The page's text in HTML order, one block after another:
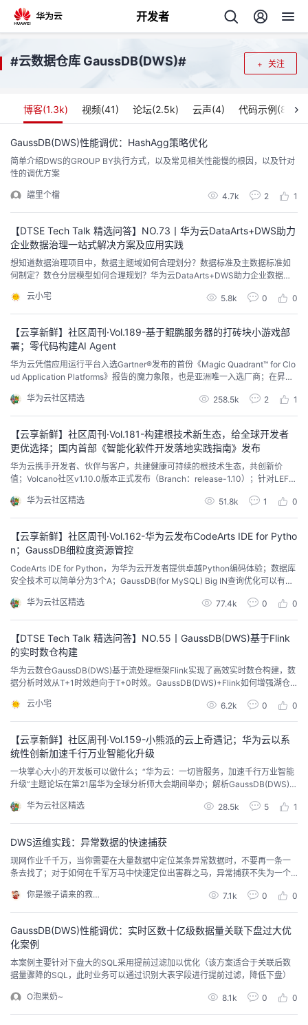
开发者
返
回
个
人
主
页
我
的
开
发
者
我
的
博
客
我
的
论
坛
我
的
圈
子
我
的
直
播
我
的
活
动
我
的
关
我
的
开
发
者
学
堂
我
课
程
的
认
证
我
的
实
验
我
的
收
藏
我
的
Programs
我
的
支
持
我
的
术
支
持
我
云
声
建
议
关注
#云数据仓库 GaussDB(DWS)#
博客(1.3k) 视频(41) 论坛(2.5k) 云声(4) 代码示例(8
GaussDB(DWS)性能调优：HashAgg策略优化
简单介绍DWS的GROUP BY执行方式，以及常见相关性能慢的根因，以及针对
性的调优方案
譡里个檔 4.7k 2 1
【DTSE Tech Talk 精选问答】NO.73丨华为云DataArts+DWS助力
企业数据治理一站式解决方案及应用实践
想知道数据治理项目中，数据主题域如何合理划分？数据标准及主数据标准如
何制定？数仓分层模型如何合理规划？华为云DataArts+DWS助力企业数据治
方案、数据治理规划及落地，案例分享四个方面来助力企业数据治理项目合理
咨询规划及顺利实施。
云小宅 5.8k 0 0
【云享新鲜】社区周刊·Vol.189-基于鲲鹏服务器的打砖块小游戏部
署；零代码构建AI Agent
华为云凭借应用运行平台入选Gartner®发布的首份《Magic Quadrant™ for Clo
ud Application Platforms》报告的魔力象限，也是亚洲唯一入选厂商；在昇腾
并发布LLM-DataDist组件...
华为云社区精选 258.5k 2 1
【云享新鲜】社区周刊·Vol.181-构建根技术新生态，给全球开发者
更优选择；国内首部《智能化软件开发落地实践指南》发布
华为云携手开发者、伙伴与客户，共建健康可持续的根技术生态，共创新价
值；Volcano社区v1.10.0版本正式发布（Branch：release-1.10）；针对LEFT
华为云社区精选
51.8k 1 0
【云享新鲜】社区周刊·Vol.162-华为云发布CodeArts IDE for Pytho
n；GaussDB细粒度资源管控
CodeArts IDE for Python，为华为云开发者提供卓越Python编码体验；数据库
安全技术可以简单分为3个A；GaussDB(for MySQL) Big IN查询优化可以有效
华为云社区精选
77.4k 0 0
【DTSE Tech Talk 精选问答】NO.55丨GaussDB(DWS)基于Flink
的实时数仓构建
华为云数仓GaussDB(DWS)基于流处理框架Flink实现了高效实时数仓构建，数
据分析时效从T+1时效趋向于T+0时效。GaussDB(DWS)+Flink如何增强湖仓
能通用入库能力？本期直播将为您带来DWS-Flink的全新探索实践分享。
云小宅 6.2k 0 0
【云享新鲜】社区周刊·Vol.159-小熊派的云上奇遇记；华为云以系
统性创新加速千行万业智能化升级
一块掌心大小的开发板可以做什么；“华为云：一切皆服务，加速千行万业智能
升级”主题论坛在第21届华为全球分析师大会期间举办；解析GaussDB(DWS)+
华为云社区精选
28.5k 5 1
DWS运维实践：异常数据的快速捕获
现网作业千千万，当你需要在大量数据中定位某条异常数据时，不要再一条一
条去找了；对于如何在千军万马中快速定位出害群之马，异常捕获不失为一个
你是猴子请来的救兵吗
7.1k 0 0
GaussDB(DWS)性能调优：实时区数十亿级数据量关联下盘过大优
化案例
本案例主要针对下盘大的SQL采用提前过滤加以优化（该方案适合于关联后数
据量骤降的SQL，此时业务可以通过识别大表字段进行提前过滤，降低下盘）
O泡果奶~ 8.1k 0 0